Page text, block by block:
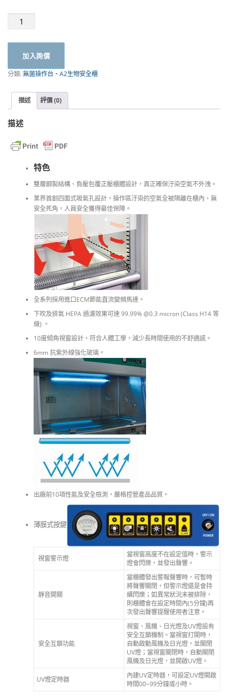
ClassII
全
櫃
BSC
|
臺
灣
造
加入詢價
分類:無菌操作台、A2生物安全櫃
描述 評價 (0)
描述
特色
雙層鋼製結構、負壓包覆正壓櫃體設計，真正確保汙染空氣不外洩。
業界首創四面式吸氣孔設計，操作區汙染的空氣全被隔離在櫃內，無
安全死角，人員安全獲得最佳保障。
全系列採用進口ECM節能直流變頻馬達。
下吹及排氣 HEPA 過濾效果可達 99.99% @0.3 micron (Class H14 等
級) 。
10度傾角視窗設計，符合人體工學，減少長時間使用的不舒適感。
6mm 抗紫外線強化玻璃。
出廠前10項性能及安全檢測，嚴格控管產品品質。
薄膜式按鍵
視窗警示燈
當視窗高度不在設定值時，警示
燈會閃爍，並發出聲響。
靜音開關
當櫃體發出警報聲響時，可暫時
將聲響關閉，但警示燈還是會持
續閃爍；如異常狀況未被排除，
則櫃體會在設定時間內(5分鐘)再
次發出聲響提醒使用者注意。
安全互鎖功能
視窗、風機、日光燈及UV燈設有
安全互鎖機制。當視窗打開時，
自動啟動風機及日光燈，並關閉
UV燈；當視窗關閉時，自動關閉
風機及日光燈，並開啟UV燈。
UV燈定時器
內建UV定時器，可設定UV燈開啟
時間00~99分鐘或小時。